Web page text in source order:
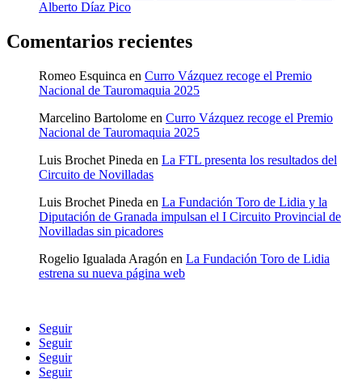
Alberto Díaz Pico
Comentarios recientes
Romeo Esquinca en Curro Vázquez recoge el Premio
Nacional de Tauromaquia 2025
Marcelino Bartolome en Curro Vázquez recoge el Premio
Nacional de Tauromaquia 2025
Luis Brochet Pineda en La FTL presenta los resultados del
Circuito de Novilladas
Luis Brochet Pineda en La Fundación Toro de Lidia y la
Diputación de Granada impulsan el I Circuito Provincial de
Novilladas sin picadores
Rogelio Igualada Aragón en La Fundación Toro de Lidia
estrena su nueva página web
Seguir
Seguir
Seguir
Seguir